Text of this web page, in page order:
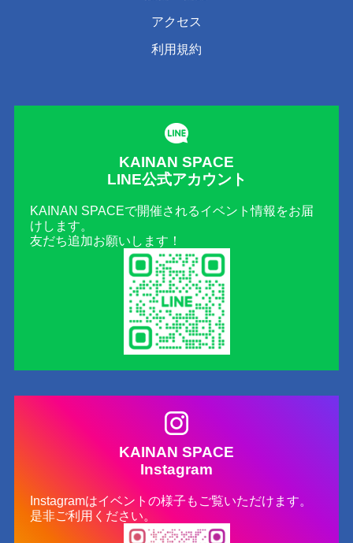
アクセス
利用規約
KAINAN SPACE
LINE公式アカウント
KAINAN SPACEで開催されるイベント情報をお届
けします。
友だち追加お願いします！
KAINAN SPACE
Instagram
Instagramはイベントの様子もご覧いただけます。
是非ご利用ください。